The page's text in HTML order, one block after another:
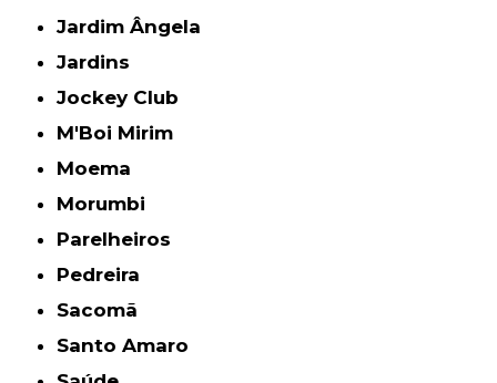
Jardim Ângela
Jardins
Jockey Club
M'Boi Mirim
Moema
Morumbi
Parelheiros
Pedreira
Sacomã
Santo Amaro